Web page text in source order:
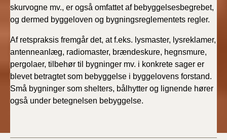
skurvogne mv., er også omfattet af bebyggelsesbegrebet,
og dermed byggeloven og bygningsreglementets regler.
Af retspraksis fremgår det, at f.eks. lysmaster, lysreklamer,
antenneanlæg, radiomaster, brændeskure, hegnsmure,
pergolaer, tilbehør til bygninger mv. i konkrete sager er
blevet betragtet som bebyggelse i byggelovens forstand.
Små bygninger som shelters, bålhytter og lignende hører
også under betegnelsen bebyggelse.